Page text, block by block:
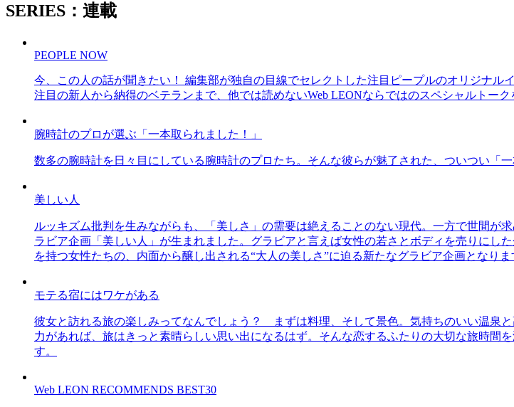
SERIES：連載
PEOPLE NOW
今、この人の話が聞きたい！ 編集部が独自の目線でセレクトした注目ピープルのオリジナル
注目の新人から納得のベテランまで、他では読めないWeb LEONならではのスペシャルトーク
腕時計のプロが選ぶ「一本取られました！」
数多の腕時計を日々目にしている腕時計のプロたち。そんな彼らが魅了された、ついつい「
美しい人
ルッキズム批判を生みながらも、「美しさ」の需要は絶えることのない現代。一方で世間
ラビア企画「美しい人」が生まれました。グラビアと言えば女性の若さとボディを売りにし
を持つ女性たちの、内面から醸し出される“大人の美しさ”に迫る新たなグラビア企画となりま
モテる宿にはワケがある
彼女と訪れる旅の楽しみってなんでしょう？ まずは料理、そして景色。気持ちのいい温泉
力があれば、旅はきっと素晴らしい思い出になるはず。そんな恋するふたりの大切な旅時間
す。
Web LEON RECOMMENDS BEST30